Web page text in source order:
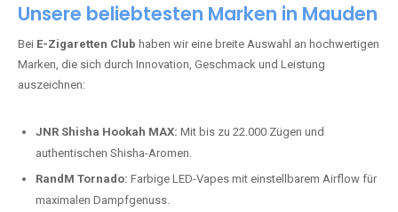
Unsere beliebtesten Marken in Mauden
Bei E-Zigaretten Club haben wir eine breite Auswahl an hochwertigen
Marken, die sich durch Innovation, Geschmack und Leistung
auszeichnen:
JNR Shisha Hookah MAX: Mit bis zu 22.000 Zügen und
authentischen Shisha-Aromen.
RandM Tornado: Farbige LED-Vapes mit einstellbarem Airflow für
maximalen Dampfgenuss.